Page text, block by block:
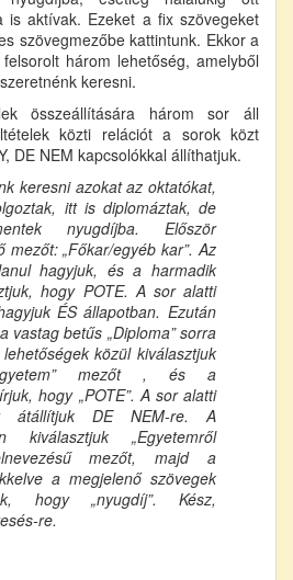
is aktívak. Ezeket a fix szövegeket
szövegmezőbe kattintunk. Ekkor a
három lehetőség, amelyből
keresni.
összeállítására három sor áll
közti relációt a sorok közt
DE NEM kapcsolókkal állíthatjuk.
keresni azokat az oktatókat,
itt is diplomáztak, de
nyugdíjba. Először
mezőt: „Főkar/egyéb kar”. Az
hagyjuk, és a harmadik
hogy POTE. A sor alatti
ÉS állapotban. Ezután
vastag betűs „Diploma” sorra
közül kiválasztjuk
mezőt , és a
hogy „POTE”. A sor alatti
átállítjuk DE NEM-re. A
kiválasztjuk „Egyetemről
mezőt, majd a
a megjelenő szövegek
hogy „nyugdíj”. Kész,
re.